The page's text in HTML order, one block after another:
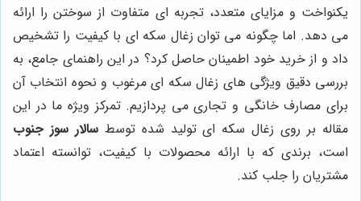
یکنواخت و مزایای متعدد، تجربه ای متفاوت از سوختن را ارائه
می دهد. اما چگونه می توان زغال سکه ای با کیفیت را تشخیص
داد و از خرید خود اطمینان حاصل کرد؟ در این راهنمای جامع، به
بررسی دقیق ویژگی های زغال سکه ای مرغوب و نحوه انتخاب آن
برای مصارف خانگی و تجاری می پردازیم. تمرکز ویژه ما در این
مقاله بر روی زغال سکه ای تولید شده توسطسالار سوز جنوب
است، برندی که با ارائه محصولات با کیفیت، توانسته اعتماد
مشتریان را جلب کند.